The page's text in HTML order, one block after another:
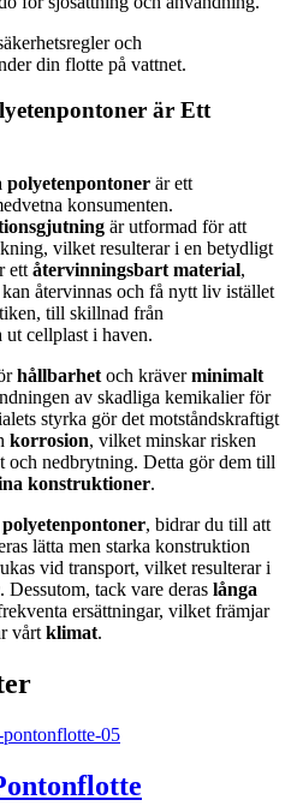
och
din flotte på vattnet.
är Ett
är ett
konsumenten.
är utformad för att
vilket resulterar i en betydligt
ett återvinningsbart material,
återvinnas och få nytt liv istället
till skillnad från
ut cellplast i haven.
hållbarhet och kräverminimalt
av skadliga kemikalier för
styrka gör det motståndskraftigt
korrosion, vilket minskar risken
och nedbrytning. Detta gör dem till
konstruktioner.
, bidrar du till att
lätta men starka konstruktion
vid transport, vilket resulterar i
. Dessutom, tack vare deras långa
ersättningar, vilket främjar
vårt klimat.